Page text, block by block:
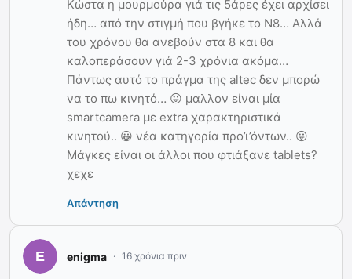
Κώστα η μουρμούρα γιά τις 5άρες έχει αρχίσει
ήδη… από την στιγμή που βγήκε το Ν8… Αλλά
του χρόνου θα ανεβούν στα 8 και θα
καλοπεράσουν γιά 2-3 χρόνια ακόμα…
Πάντως αυτό το πράγμα της altec δεν μπορώ
να το πω κινητό… 😛 μαλλον είναι μία
smartcamera με extra χαρακτηριστικά
κινητού.. 😀 νέα κατηγορία προ’ι’όντων.. 😛
Μάγκες είναι οι άλλοι που φτιάξανε tablets?
χεχε
Απάντηση
enigma 16 χρόνια πριν